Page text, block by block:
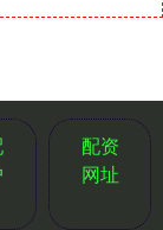
配资
网址